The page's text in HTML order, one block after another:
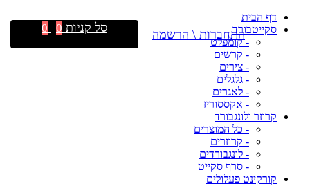
דף הבית
סקייטבורד
- קומפלט
- קרשים
- צירים
- גלגלים
- לאגרים
- אקססוריז
קרוזר ולונגבורד
- כל המוצרים
- קרוזרים
- לונגבורדים
- סרף סקייט
קורקינט פעלולים
התחברות \ הרשמה סל קניות 0
0